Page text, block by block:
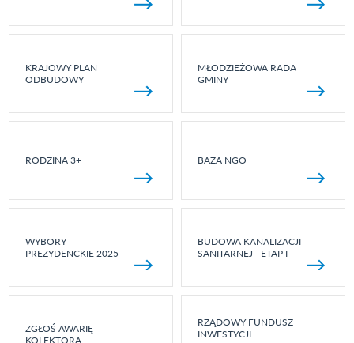
KRAJOWY PLAN
ODBUDOWY
MŁODZIEŻOWA RADA
GMINY
RODZINA 3+ BAZA NGO
WYBORY
PREZYDENCKIE 2025
BUDOWA KANALIZACJI
SANITARNEJ - ETAP I
ZGŁOŚ AWARIĘ
KOLEKTORA
RZĄDOWY FUNDUSZ
INWESTYCJI